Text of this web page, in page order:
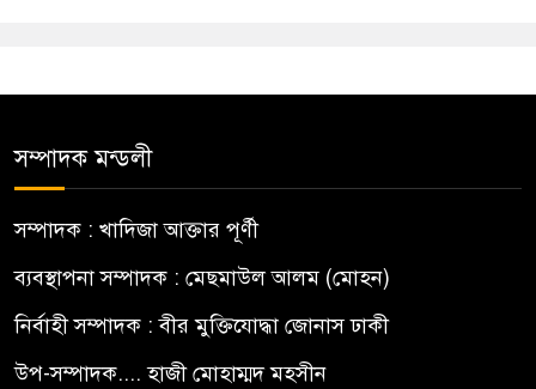
সম্পাদক মন্ডলী
সম্পাদক : খাদিজা আক্তার পূর্ণী
ব্যবস্থাপনা সম্পাদক : মেছমাউল আলম (মোহন)
নির্বাহী সম্পাদক : বীর মুক্তিযোদ্ধা জোনাস ঢাকী
উপ-সম্পাদক.... হাজী মোহাম্মদ মহসীন